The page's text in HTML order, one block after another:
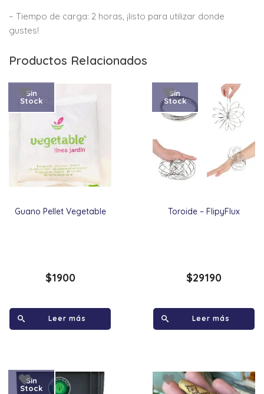
– Tiempo de carga: 2 horas, ¡listo para utilizar donde
gustes!
Productos Relacionados
Guano Pellet Vegetable
Sin
Stock
$1900
Leer más
Toroide – FlipyFlux
Sin
Stock
$29190
Leer más
Sin
Stock